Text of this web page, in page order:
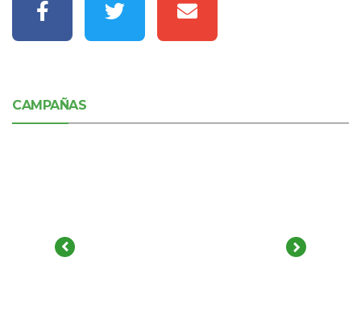
CAMPAÑAS